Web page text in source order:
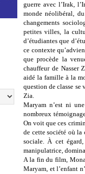
guerre avec l’Irak,
monde néolibéral,
changements
petites villes, la
d’étudiantes que
ce contexte
que procède la
chauffeur de Nasser
aidé la famille à la
question de classe se
Zia.
Maryam n’est ni
nombreux
On voit que ces
de cette société où la
sociale. À cet
manipulatrice,
A la fin du film, Mona
Maryam, et l’enfant